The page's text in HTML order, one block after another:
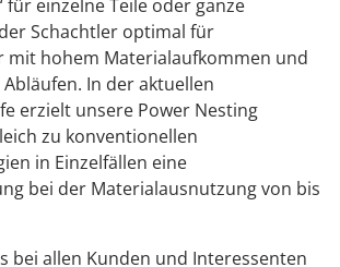
für einzelne Teile oder ganze
Schachtler optimal für
mit hohem Materialaufkommen und
In der aktuellen
erzielt unsere Power Nesting
zu konventionellen
in Einzelfällen eine
bei der Materialausnutzung von bis
bei allen Kunden und Interessenten